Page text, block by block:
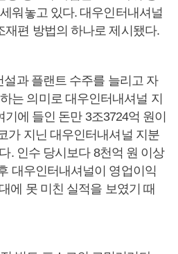
워놓고 있다. 대우인터내셔널
재편 방법의 하나로 제시됐다.
과 플랜트 수주를 늘리고 자
는 의미로 대우인터내셔널 지
에 들인 돈만 3조3724억 원이
가 지닌 대우인터내셔널 지분
. 인수 당시보다 8천억 원 이상
대우인터내셔널이 영업이익
에 못 미친 실적을 보였기 때